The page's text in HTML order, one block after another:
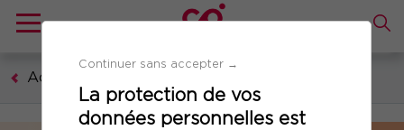
Continuer sans accepter →
La protection de vos
données personnelles est
Accueil